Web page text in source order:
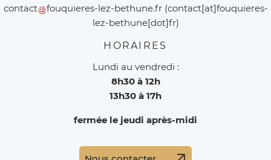
contact fouquieres-lez-bethune.fr(contact[at]fouquieres-
lez-bethune[dot]fr)
HORAIRES
Lundi au vendredi :
8h30 à 12h
13h30 à 17h
fermée le jeudi après-midi